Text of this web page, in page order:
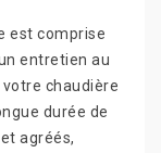
est comprise
entretien au
chaudière
durée de
agréés,